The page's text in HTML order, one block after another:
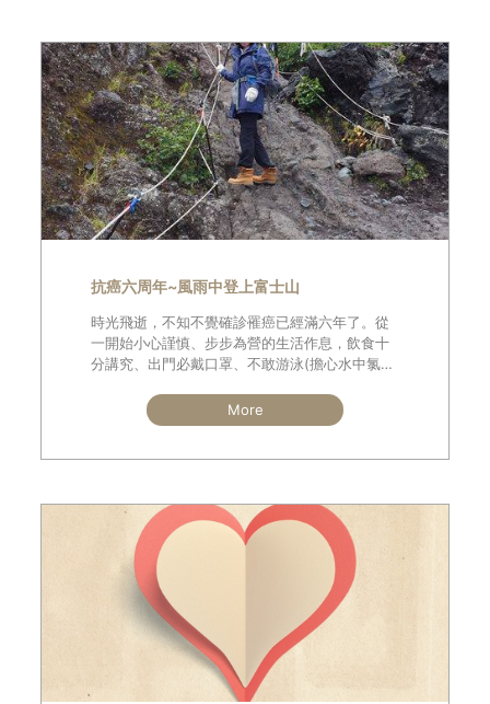
抗癌六周年~風雨中登上富士山
時光飛逝，不知不覺確診罹癌已經滿六年了。從
一開始小心謹慎、步步為營的生活作息，飲食十
分講究、出門必戴口罩、不敢游泳(擔心水中氯氣
人的生活，當然抗癌的一些基本原則
More